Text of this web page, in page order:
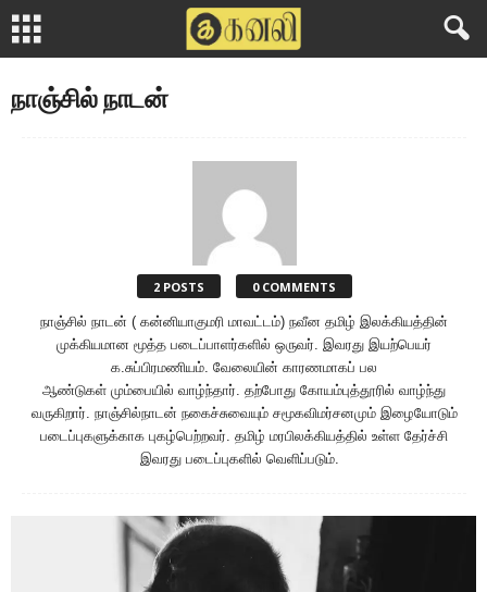
நாஞ்சில் நாடன்
2 POSTS 0 COMMENTS
நாஞ்சில் நாடன் ( கன்னியாகுமரி மாவட்டம்) நவீன தமிழ் இலக்கியத்தின்
முக்கியமான மூத்த படைப்பாளர்களில் ஒருவர். இவரது இயற்பெயர்
க.சுப்பிரமணியம். வேலையின் காரணமாகப் பல
ஆண்டுகள் மும்பையில் வாழ்ந்தார். தற்போது கோயம்புத்தூரில் வாழ்ந்து
வருகிறார். நாஞ்சில்நாடன் நகைச்சுவையும் சமூகவிமர்சனமும் இழையோடும்
படைப்புகளுக்காக புகழ்பெற்றவர். தமிழ் மரபிலக்கியத்தில் உள்ள தேர்ச்சி
இவரது படைப்புகளில் வெளிப்படும்.